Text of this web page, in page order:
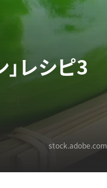
レシピ3
stock.adobe.com